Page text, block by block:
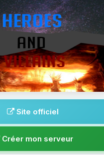
Site officiel
Créer mon serveur